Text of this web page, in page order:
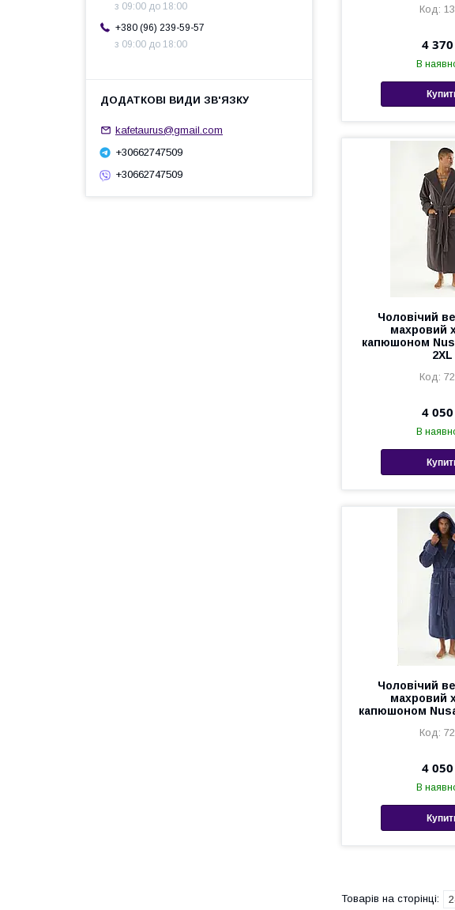
4
В
Чоловічий
махровий
капюшоном
2XL
4
В
Чоловічий
махровий
капюшоном
4
В
з 09:00 до 18:00
+380 (96) 239-59-57
з 09:00 до 18:00
kafetaurus@gmail.com
+30662747509
+30662747509